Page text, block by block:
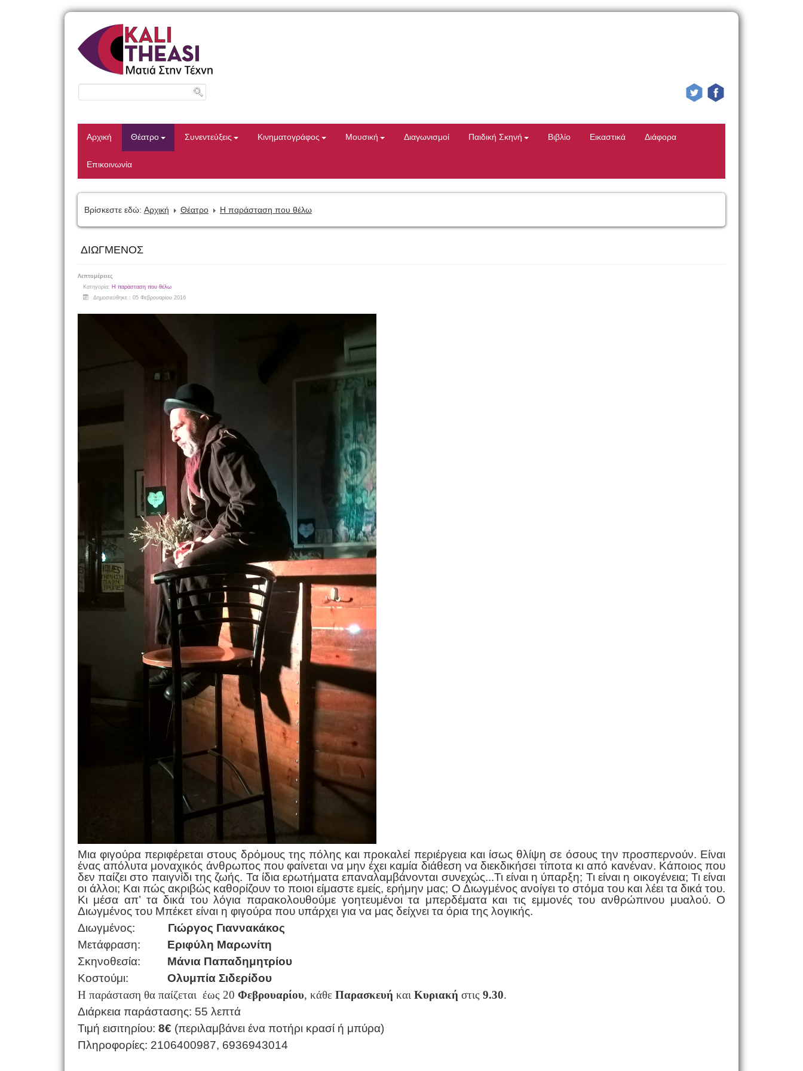
Αρχική Θέατρο Συνεντεύξεις Κινηματογράφος Μουσική Διαγωνισμοί Παιδική Σκηνή Βιβλίο Εικαστικά Διάφορα
Επικοινωνία
Βρίσκεστε εδώ: Αρχική Θέατρο Η παράσταση που θέλω
ΔΙΩΓΜΕΝΟΣ
Λεπτομέρειες
Κατηγορία: Η παράσταση που θέλω
Δημοσιεύθηκε : 05 Φεβρουαρίου 2016
Μια φιγούρα περιφέρεται στους δρόμους της πόλης και προκαλεί περιέργεια και ίσως θλίψη σε όσους την προσπερνούν. Είναι
ένας απόλυτα μοναχικός άνθρωπος που φαίνεται να μην έχει καμία διάθεση να διεκδικήσει τίποτα κι από κανέναν. Κάποιος που
δεν παίζει στο παιγνίδι της ζωής. Τα ίδια ερωτήματα επαναλαμβάνονται συνεχώς...Τι είναι η ύπαρξη; Τι είναι η οικογένεια; Τι είναι
οι άλλοι; Και πώς ακριβώς καθορίζουν το ποιοι είμαστε εμείς, ερήμην μας; Ο Διωγμένος ανοίγει το στόμα του και λέει τα δικά του.
Κι μέσα απ’ τα δικά του λόγια παρακολουθούμε γοητευμένοι τα μπερδέματα και τις εμμονές του ανθρώπινου μυαλού. Ο
Διωγμένος του Μπέκετ είναι η φιγούρα που υπάρχει για να μας δείχνει τα όρια της λογικής.
Διωγμένος: Γιώργος Γιαννακάκος
Μετάφραση: Εριφύλη Μαρωνίτη
Σκηνοθεσία: Μάνια Παπαδημητρίου
Κοστούμι: Ολυμπία Σιδερίδου
Η παράσταση θα παίζεται έως 20 Φεβρουαρίου, κάθε Παρασκευή και Κυριακή στις 9.30.
Διάρκεια παράστασης: 55 λεπτά
Τιμή εισιτηρίου: 8€ (περιλαμβάνει ένα ποτήρι κρασί ή μπύρα)
Πληροφορίες: 2106400987, 6936943014